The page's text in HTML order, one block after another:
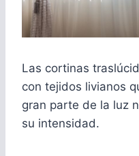
Las cortinas
con tejidos livianos
gran parte de la luz
su intensidad.